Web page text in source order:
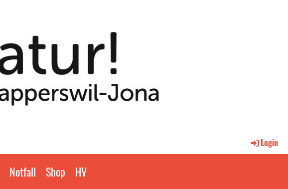
Login
Notfall Shop HV